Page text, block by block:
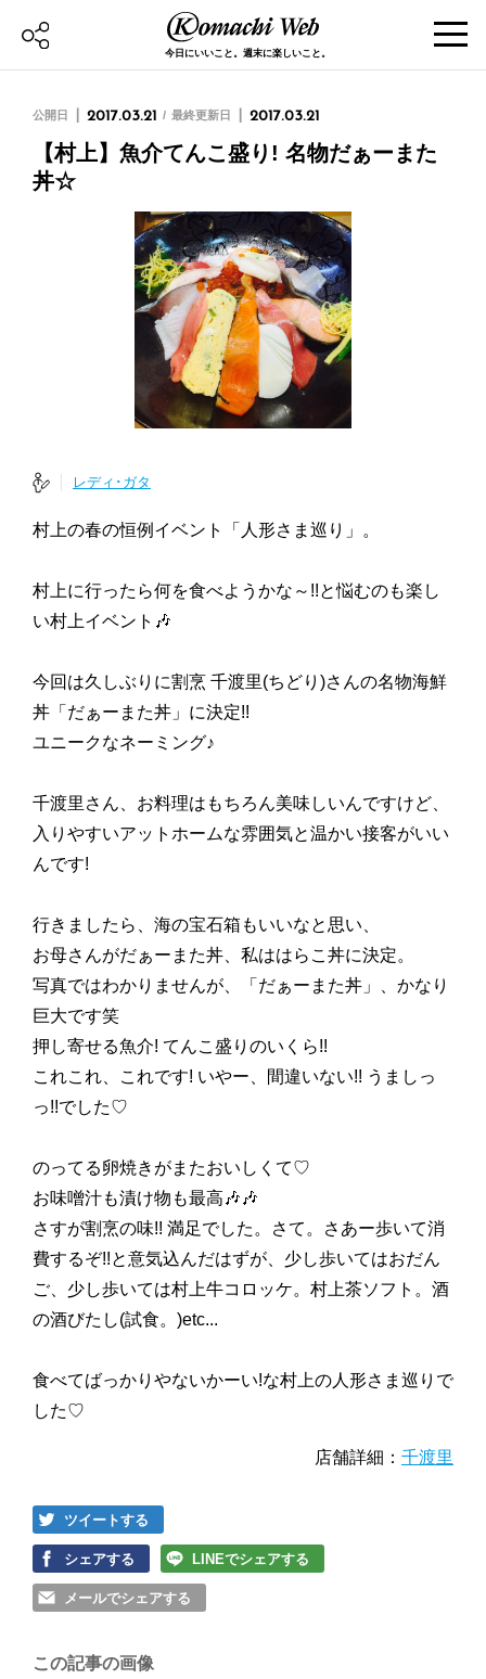
今日にいいこと。週末に楽しいこと。
公開日 2017.03.21 最終更新日 2017.03.21
【村上】魚介てんこ盛り! 名物だぁーまた
丼☆
レディ･ガタ
村上の春の恒例イベント「人形さま巡り」。
村上に行ったら何を食べようかな～!!と悩むのも楽し
い村上イベント🎶
今回は久しぶりに割烹 千渡里(ちどり)さんの名物海鮮
丼「だぁーまた丼」に決定!!
ユニークなネーミング♪
千渡里さん、お料理はもちろん美味しいんですけど、
入りやすいアットホームな雰囲気と温かい接客がいい
んです!
行きましたら、海の宝石箱もいいなと思い、
お母さんがだぁーまた丼、私ははらこ丼に決定。
写真ではわかりませんが、「だぁーまた丼」、かなり
巨大です笑
押し寄せる魚介! てんこ盛りのいくら!!
これこれ、これです! いやー、間違いない!! うましっ
っ!!でした♡
のってる卵焼きがまたおいしくて♡
お味噌汁も漬け物も最高🎶🎶
さすが割烹の味!! 満足でした。さて。さあー歩いて消
費するぞ!!と意気込んだはずが、少し歩いてはおだん
ご、少し歩いては村上牛コロッケ。村上茶ソフト。酒
の酒びたし(試食。)etc...
食べてばっかりやないかーい!な村上の人形さま巡りで
した♡
店舗詳細： 千渡里
ツイートする
シェアする LINEでシェアする
メールでシェアする
この記事の画像